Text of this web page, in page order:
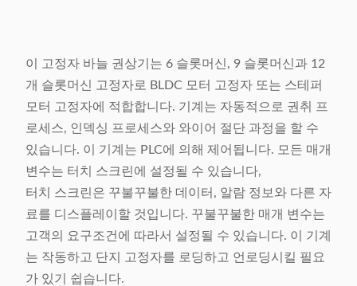
이 고정자 바늘 권상기는 6 슬롯머신, 9 슬롯머신과 12
개 슬롯머신 고정자로 BLDC 모터 고정자 또는 스테퍼
모터 고정자에 적합합니다. 기계는 자동적으로 권취 프
로세스, 인덱싱 프로세스와 와이어 절단 과정을 할 수
있습니다. 이 기계는 PLC에 의해 제어됩니다. 모든 매개
변수는 터치 스크린에 설정될 수 있습니다,
터치 스크린은 꾸불꾸불한 데이터, 알람 정보와 다른 자
료를 디스플레이할 것입니다. 꾸불꾸불한 매개 변수는
고객의 요구조건에 따라서 설정될 수 있습니다. 이 기계
는 작동하고 단지 고정자를 로딩하고 언로딩시킬 필요
가 있기 쉽습니다.